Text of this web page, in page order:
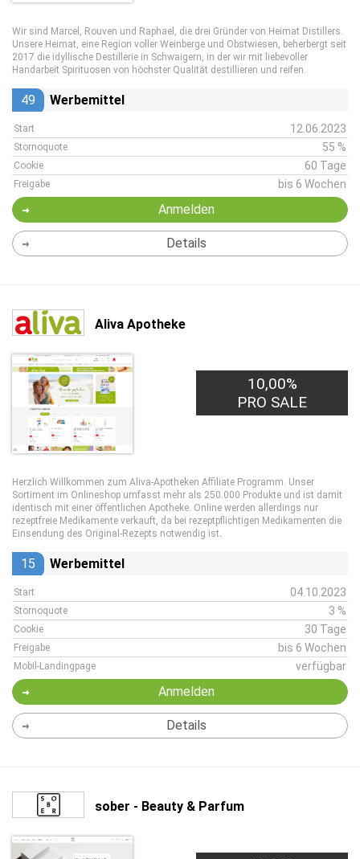
Wir sind Marcel, Rouven und Raphael, die drei Gründer von Heimat Distillers.
Unsere Heimat, eine Region voller Weinberge und Obstwiesen, beherbergt seit
2017 die idyllische Destillerie in Schwaigern, in der wir mit liebevoller
Handarbeit Spirituosen von höchster Qualität destillieren und reifen.
49 Werbemittel
Start 12.06.2023
Stornoquote 55 %
Cookie 60 Tage
Freigabe bis 6 Wochen
Anmelden
Details
Aliva Apotheke
10,00%
PRO SALE
Herzlich Willkommen zum Aliva-Apotheken Affiliate Programm. Unser
Sortiment im Onlineshop umfasst mehr als 250.000 Produkte und ist damit
identisch mit einer öffentlichen Apotheke. Online werden allerdings nur
rezeptfreie Medikamente verkauft, da bei rezeptpflichtigen Medikamenten die
Einsendung des Original-Rezepts notwendig ist.
15 Werbemittel
Start 04.10.2023
Stornoquote 3 %
Cookie 30 Tage
Freigabe bis 6 Wochen
Mobil-Landingpage verfügbar
Anmelden
Details
sober - Beauty & Parfum